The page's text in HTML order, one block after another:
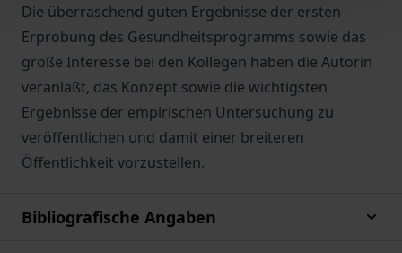
Die überraschend guten Ergebnisse der ersten
Erprobung des Gesundheitsprogramms sowie das
große Interesse bei den Kollegen haben die Autorin
veranlaßt, das Konzept sowie die wichtigsten
Ergebnisse der empirischen Untersuchung zu
veröffentlichen und damit einer breiteren
Öffentlichkeit vorzustellen.
Bibliografische Angaben